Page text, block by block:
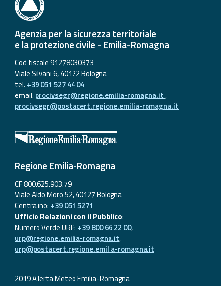
Agenzia per la sicurezza territoriale
e la protezione civile - Emilia-Romagna
Cod fiscale 91278030373
Viale Silvani 6, 40122 Bologna
tel. +39 051 527 44 04
email: procivsegr@regione.emilia-romagna.it,
procivsegr@postacert.regione.emilia-romagna.it
Regione Emilia-Romagna
CF 800.625.903.79
Viale Aldo Moro 52, 40127 Bologna
Centralino: +39 051 5271
Ufficio Relazioni con il Pubblico:
Numero Verde URP: +39 800 66 22 00,
urp@regione.emilia-romagna.it,
urp@postacert.regione.emilia-romagna.it
2019 Allerta Meteo Emilia-Romagna